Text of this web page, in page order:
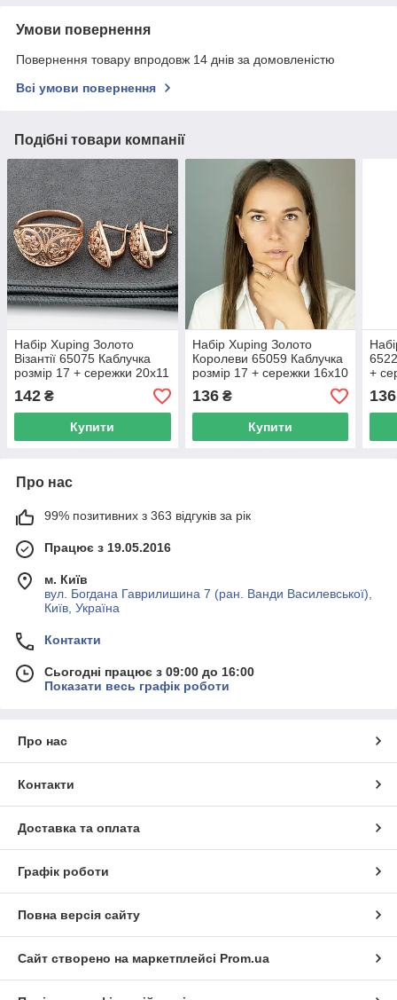
Умови повернення
Повернення товару впродовж 14 днів за домовленістю
Всі умови повернення
Подібні товари компанії
Набір Xuping Золото
Візантії 65075 Каблучка
розмір 17 + сережки 20х11
мм позолота РО
142 ₴
Купити
Набір Xuping Золото
Королеви 65059 Каблучка
розмір 17 + сережки 16х10
мм позолота РО
136₴
Купити
+
136
Про нас
99% позитивних з 363 відгуків за рік
Працює з 19.05.2016
м. Київ
вул. Богдана Гаврилишина 7 (ран. Ванди Василевської),
Київ, Україна
Контакти
Сьогодні працює з 09:00 до 16:00
Показати весь графік роботи
Про нас
Контакти
Доставка та оплата
Графік роботи
Повна версія сайту
Сайт створено на маркетплейсі Prom.ua